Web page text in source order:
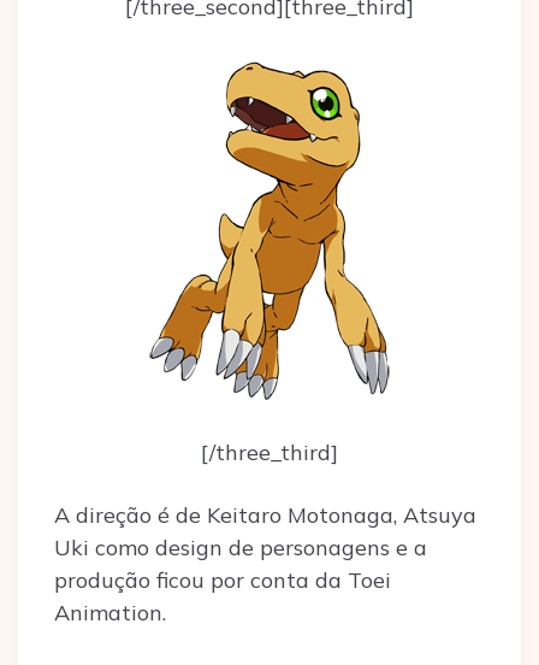
[/three_second][three_third]
[/three_third]
A direção é de Keitaro Motonaga, Atsuya
Uki como design de personagens e a
produção ficou por conta da Toei
Animation.